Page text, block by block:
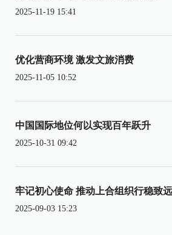
2025-11-19 15:41
优化营商环境 激发文旅消费
2025-11-05 10:52
中国国际地位何以实现百年跃升
2025-10-31 09:42
牢记初心使命 推动上合组织行稳致远
2025-09-03 15:23